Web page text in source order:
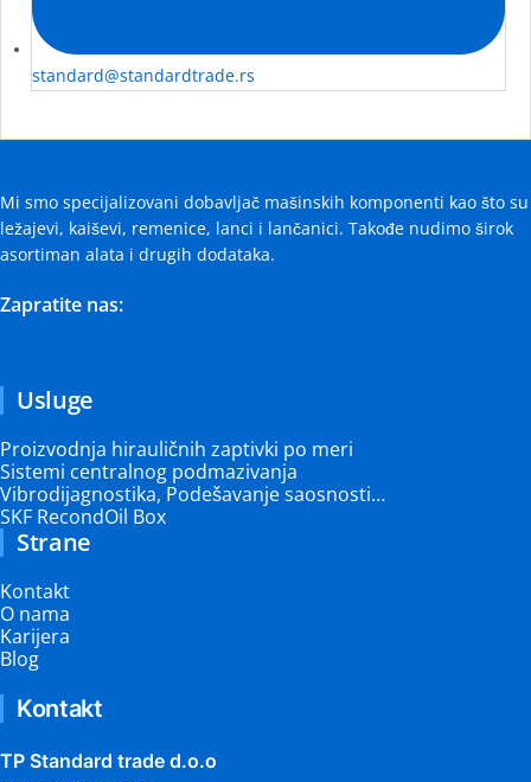
standard@standardtrade.rs
Mi smo specijalizovani dobavljač mašinskih komponenti kao što su
ležajevi, kaiševi, remenice, lanci i lančanici. Takođe nudimo širok
asortiman alata i drugih dodataka.
Zapratite nas:
Usluge
Proizvodnja hirauličnih zaptivki po meri
Sistemi centralnog podmazivanja
Vibrodijagnostika, Podešavanje saosnosti…
SKF RecondOil Box
Strane
Kontakt
O nama
Karijera
Blog
Kontakt
TP Standard trade d.o.o